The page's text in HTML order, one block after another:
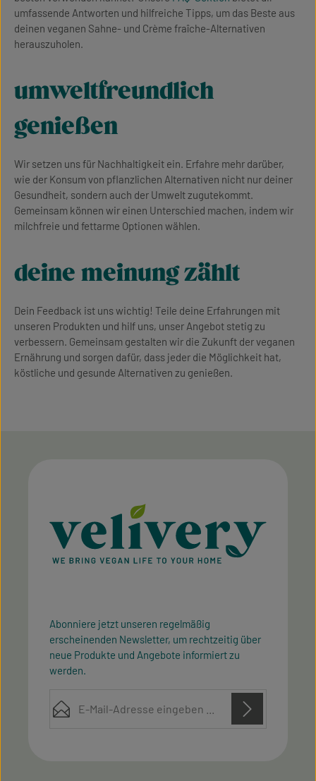
umfassende Antworten und hilfreiche Tipps, um das Beste aus
deinen veganen Sahne- und Crème fraîche-Alternativen
herauszuholen.
umweltfreundlich
genießen
Wir setzen uns für Nachhaltigkeit ein. Erfahre mehr darüber,
wie der Konsum von pflanzlichen Alternativen nicht nur deiner
Gesundheit, sondern auch der Umwelt zugutekommt.
Gemeinsam können wir einen Unterschied machen, indem wir
milchfreie und fettarme Optionen wählen.
deine meinung zählt
Dein Feedback ist uns wichtig! Teile deine Erfahrungen mit
unseren Produkten und hilf uns, unser Angebot stetig zu
verbessern. Gemeinsam gestalten wir die Zukunft der veganen
Ernährung und sorgen dafür, dass jeder die Möglichkeit hat,
köstliche und gesunde Alternativen zu genießen.
Abonniere jetzt unseren regelmäßig
erscheinenden Newsletter, um rechtzeitig über
neue Produkte und Angebote informiert zu
werden.